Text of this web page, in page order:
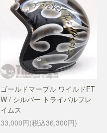
ゴールドマーブル ワイルドFT
W / シルバー トライバルフレ
イムス
33,000円(税込36,300円)